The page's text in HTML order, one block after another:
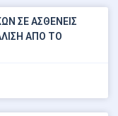
ΣΕ ΑΣΘΕΝΕΙΣ
ΑΠΟ ΤΟ